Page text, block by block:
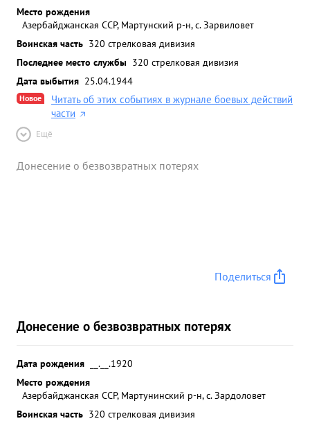
Место рождения
Азербайджанская ССР, Мартунский р-н, с. Зарвиловет
Воинская часть 320 стрелковая дивизия
Последнее место службы 320 стрелковая дивизия
Дата выбытия 25.04.1944
Новое
Читать об этих событиях в журнале боевых действий
части
Ещё
Донесение о безвозвратных потерях
Поделиться
Донесение о безвозвратных потерях
Дата рождения
__.__.1920
Место рождения
Азербайджанская ССР, Мартунинский р-н, с. Зардоловет
Воинская часть 320 стрелковая дивизия